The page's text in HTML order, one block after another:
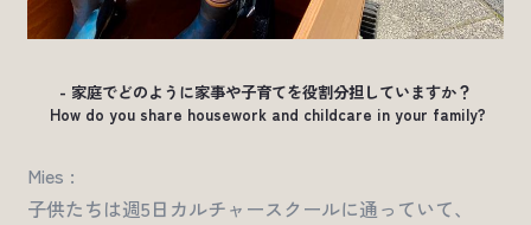
- 家庭でどのように家事や子育てを役割分担していますか？
How do you share housework and childcare in your family?
Mies :
子供たちは週5日カルチャースクールに通っていて、